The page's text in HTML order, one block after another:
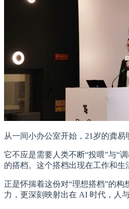
从一间小办公室开始，21岁的龚
它不应是需要人类不断“投喂”与“
的搭档。这个搭档出现在工作和生
正是怀揣着这份对“理想搭档”的
力，更深刻映射出在 AI 时代，人